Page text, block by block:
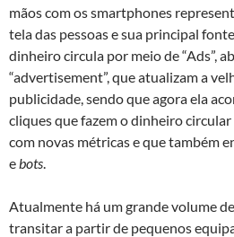
mãos com os smartphones
tela das pessoas e sua principal
dinheiro circula por meio de “Ads”,
“advertisement”, que atualizam a
publicidade, sendo que agora ela
cliques que fazem o dinheiro
com novas métricas e que também
ebots.
Atualmente há um grande volume
transitar a partir de pequenos